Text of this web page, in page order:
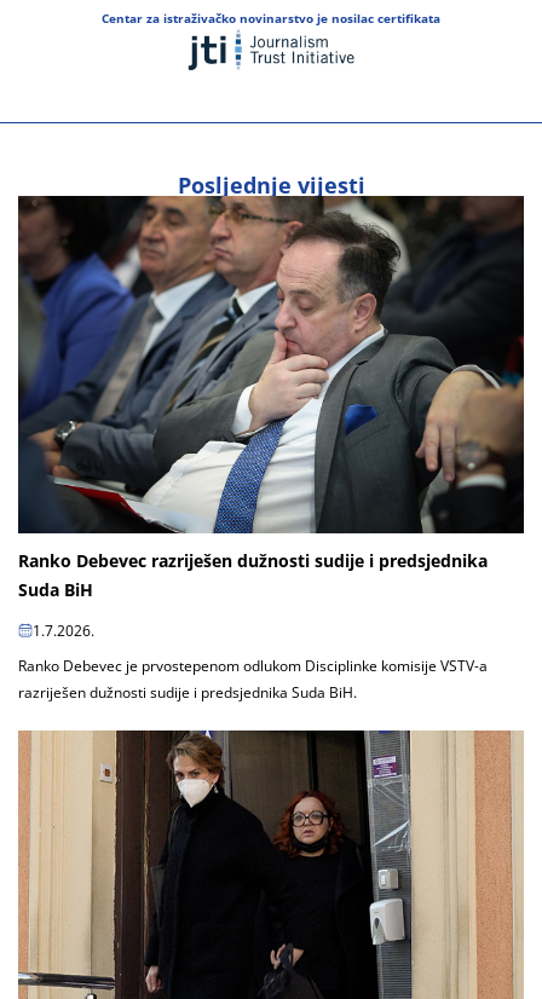
Centar za istraživačko novinarstvo je nosilac certifikata
Posljednje vijesti
Ranko Debevec razriješen dužnosti sudije i predsjednika
Suda BiH
1.7.2026.
Ranko Debevec je prvostepenom odlukom Disciplinke komisije VSTV-a
razriješen dužnosti sudije i predsjednika Suda BiH.